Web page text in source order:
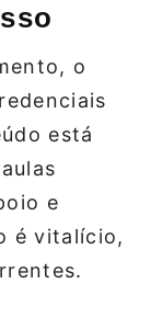
o
está
e
é vitalício,